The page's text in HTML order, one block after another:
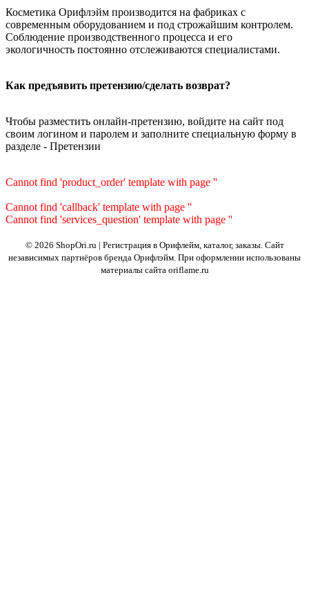
Косметика Орифлэйм производится на фабриках с
современным оборудованием и под строжайшим контролем.
Соблюдение производственного процесса и его
экологичность постоянно отслеживаются специалистами.
Как предъявить претензию/сделать возврат?
Чтобы разместить онлайн-претензию, войдите на сайт под
своим логином и паролем и заполните специальную форму в
разделе - Претензии
Cannot find 'product_order' template with page ''
Cannot find 'callback' template with page ''
Cannot find 'services_question' template with page ''
© 2026 ShopOri.ru | Регистрация в Орифлейм, каталог, заказы. Сайт
независимых партнёров бренда Орифлэйм. При оформлении использованы
материалы сайта oriflame.ru